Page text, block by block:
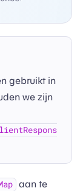
gebruikt in
we zijn
aan te